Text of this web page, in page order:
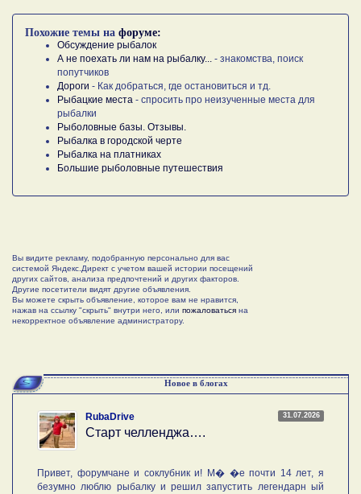
Похожие темы на форуме:
Обсуждение рыбалок
А не поехать ли нам на рыбалку... - знакомства, поиск
попутчиков
Дороги - Как добраться, где остановиться и тд.
Рыбацкие места - спросить про неизученные места для
рыбалки
Рыболовные базы. Отзывы.
Рыбалка в городской черте
Рыбалка на платниках
Большие рыболовные путешествия
Вы видите рекламу, подобранную персонально для вас
системой Яндекс.Директ с учетом вашей истории посещений
других сайтов, анализа предпочтений и других факторов.
Другие посетители видят другие объявления.
Вы можете скрыть объявление, которое вам не нравится,
нажав на ссылку "скрыть" внутри него, или пожаловаться на
некорректное объявление администратору.
Новое в блогах
31.07.2026
RubaDrive
Старт челленджа….
Привет, форумчане и соклубник и! М� �е почти 14 лет, я
безумно люблю рыбалку и решил запустить легендарн ый